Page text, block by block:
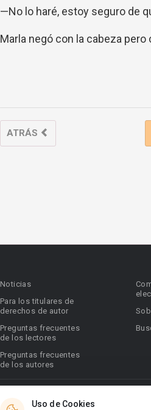
—No lo haré, estoy seguro de
Marla negó con la cabeza
ATRÁS
Uso de Cookies
Noticias
Para los titulares de
derechos de autor
Preguntas frecuentes
de los lectores
Preguntas frecuentes
de los autores
© 2026 Booknet. Todos los derechos